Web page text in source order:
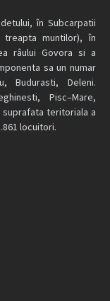
în Subcarpatii
muntilor), în
râului Govora si a
sa un numar
Budurasti, Deleni.
Pisc–Mare,
suprafata teritoriala a
locuitori.